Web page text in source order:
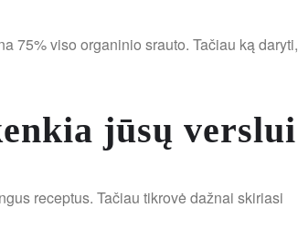
75% viso organinio srauto. Tačiau ką daryti,
jūsų verslui
receptus. Tačiau tikrovė dažnai skiriasi